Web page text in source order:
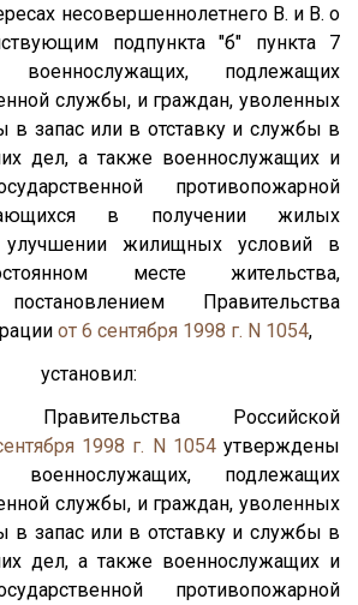
несовершеннолетнего В. и В. о
подпункта "б" пункта 7
подлежащих
службы, и граждан, уволенных
в запас или в отставку и службы в
дел, а также военнослужащих и
противопожарной
в получении жилых
жилищных условий в
месте жительства,
Правительства
от 6 сентября 1998 г. N 1054,
установил:
Правительства Российской
1998 г. N 1054утверждены
военнослужащих, подлежащих
службы, и граждан, уволенных
в запас или в отставку и службы в
дел, а также военнослужащих и
противопожарной